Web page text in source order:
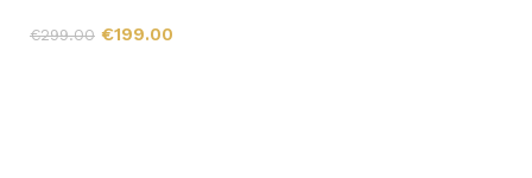
€299.00 €199.00